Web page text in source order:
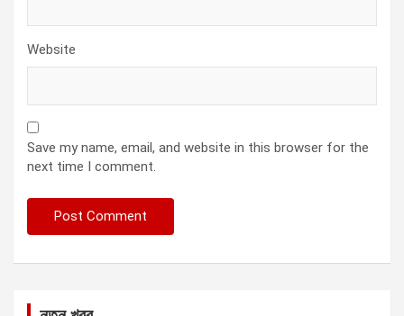
Website
Save my name, email, and website in this browser for the
next time I comment.